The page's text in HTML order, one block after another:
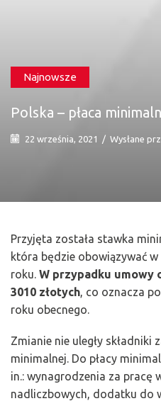
Najnowsze
Polska – płaca
22 września, 2021 / Wysłane
Przyjęta została stawka
która będzie obowiązywać
roku. W przypadku umowy
3010 złotych, co oznacza
roku obecnego.
Zmianie nie uległy składniki
minimalnej. Do płacy
in.: wynagrodzenia za pracę
nadliczbowych, dodatku do